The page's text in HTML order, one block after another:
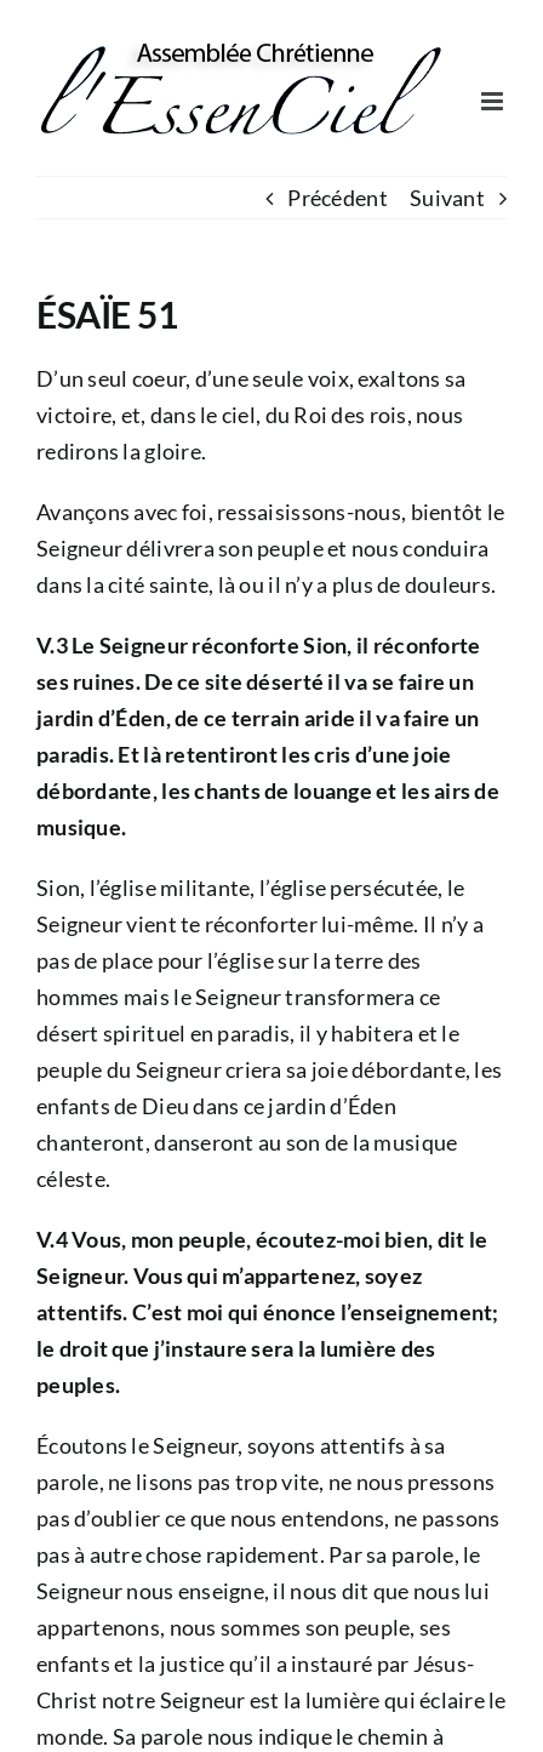
content
Précédent Suivant
ÉSAÏE 51
D’un seul coeur, d’une seule voix, exaltons sa
victoire, et, dans le ciel, du Roi des rois, nous
redirons la gloire.
Avançons avec foi, ressaisissons-nous, bientôt le
Seigneur délivrera son peuple et nous conduira
dans la cité sainte, là ou il n’y a plus de douleurs.
V.3 Le Seigneur réconforte Sion, il réconforte
ses ruines. De ce site déserté il va se faire un
jardin d’Éden, de ce terrain aride il va faire un
paradis. Et là retentiront les cris d’une joie
débordante, les chants de louange et les airs de
musique.
Sion, l’église militante, l’église persécutée, le
Seigneur vient te réconforter lui-même. Il n’y a
pas de place pour l’église sur la terre des
hommes mais le Seigneur transformera ce
désert spirituel en paradis, il y habitera et le
peuple du Seigneur criera sa joie débordante, les
enfants de Dieu dans ce jardin d’Éden
chanteront, danseront au son de la musique
céleste.
V.4 Vous, mon peuple, écoutez-moi bien, dit le
Seigneur. Vous qui m’appartenez, soyez
attentifs. C’est moi qui énonce l’enseignement;
le droit que j’instaure sera la lumière des
peuples.
Écoutons le Seigneur, soyons attentifs à sa
parole, ne lisons pas trop vite, ne nous pressons
pas d’oublier ce que nous entendons, ne passons
pas à autre chose rapidement. Par sa parole, le
Seigneur nous enseigne, il nous dit que nous lui
appartenons, nous sommes son peuple, ses
enfants et la justice qu’il a instauré par Jésus-
Christ notre Seigneur est la lumière qui éclaire le
monde. Sa parole nous indique le chemin à